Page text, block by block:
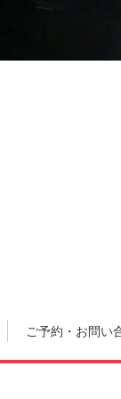
ご予約・お問い